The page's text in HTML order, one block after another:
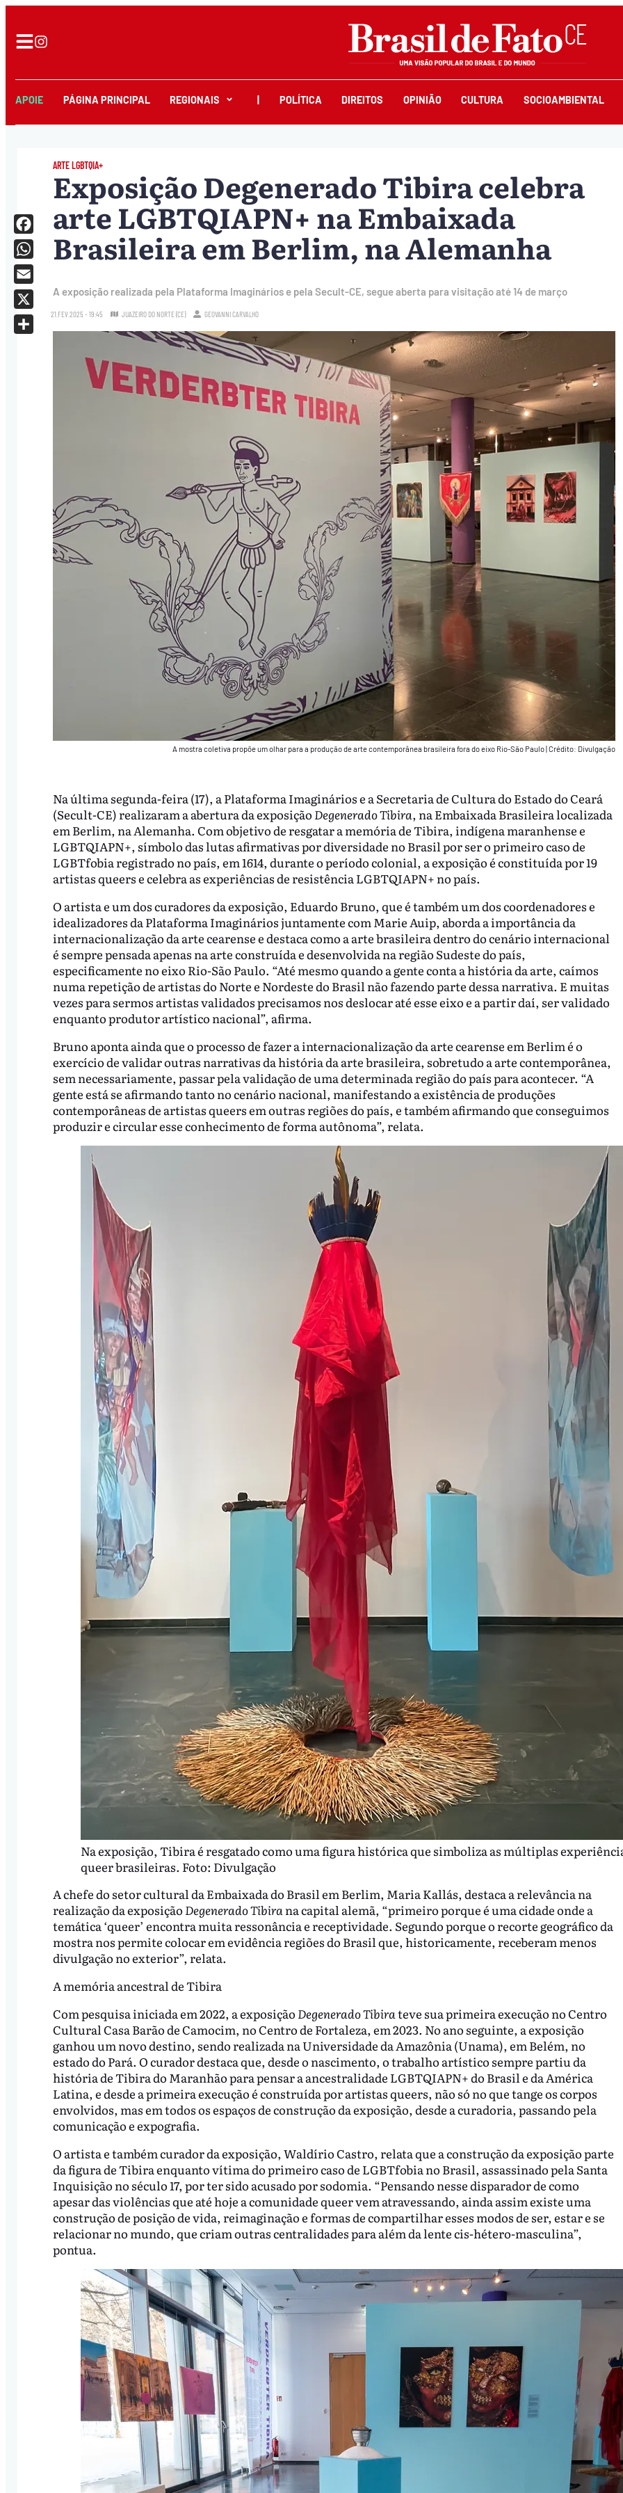
APOIE PÁGINA PRINCIPAL REGIONAIS POLÍTICA DIREITOS OPINIÃO CULTURA SOCIOAMBIENTAL
ARTE LGBTQIA+
Exposição Degenerado Tibira celebra
arte LGBTQIAPN+ na Embaixada
Brasileira em Berlim, na Alemanha
A exposição realizada pela Plataforma Imaginários e pela Secult-CE, segue aberta para visitação até 14 de março
21.FEV.2025 - 19:45 JUAZEIRO DO NORTE (CE) GEOVANNI CARVALHO
A mostra coletiva propõe um olhar para a produção de arte contemporânea brasileira fora do eixo Rio-São Paulo Crédito: Divulgação
Na última segunda-feira (17), a Plataforma Imaginários e a Secretaria de Cultura do Estado do Ceará
(Secult-CE) realizaram a abertura da exposição Degenerado Tibira, na Embaixada Brasileira localizada
em Berlim, na Alemanha. Com objetivo de resgatar a memória de Tibira, indígena maranhense e
LGBTQIAPN+, símbolo das lutas afirmativas por diversidade no Brasil por ser o primeiro caso de
LGBTfobia registrado no país, em 1614, durante o período colonial, a exposição é constituída por 19
artistas queers e celebra as experiências de resistência LGBTQIAPN+ no país.
O artista e um dos curadores da exposição, Eduardo Bruno, que é também um dos coordenadores e
idealizadores da Plataforma Imaginários juntamente com Marie Auip, aborda a importância da
internacionalização da arte cearense e destaca como a arte brasileira dentro do cenário internacional
é sempre pensada apenas na arte construída e desenvolvida na região Sudeste do país,
especificamente no eixo Rio-São Paulo. “Até mesmo quando a gente conta a história da arte, caímos
numa repetição de artistas do Norte e Nordeste do Brasil não fazendo parte dessa narrativa. E muitas
vezes para sermos artistas validados precisamos nos deslocar até esse eixo e a partir daí, ser validado
enquanto produtor artístico nacional”, afirma.
Bruno aponta ainda que o processo de fazer a internacionalização da arte cearense em Berlim é o
exercício de validar outras narrativas da história da arte brasileira, sobretudo a arte contemporânea,
sem necessariamente, passar pela validação de uma determinada região do país para acontecer. “A
gente está se afirmando tanto no cenário nacional, manifestando a existência de produções
contemporâneas de artistas queers em outras regiões do país, e também afirmando que conseguimos
produzir e circular esse conhecimento de forma autônoma”, relata.
Na exposição, Tibira é resgatado como uma figura histórica que simboliza as múltiplas
queer brasileiras. Foto: Divulgação
A chefe do setor cultural da Embaixada do Brasil em Berlim, Maria Kallás, destaca a relevância na
realização da exposição Degenerado Tibirana capital alemã, “primeiro porque é uma cidade onde a
temática ‘queer’ encontra muita ressonância e receptividade. Segundo porque o recorte geográfico da
mostra nos permite colocar em evidência regiões do Brasil que, historicamente, receberam menos
divulgação no exterior”, relata.
A memória ancestral de Tibira
Com pesquisa iniciada em 2022, a exposição Degenerado Tibirateve sua primeira execução no Centro
Cultural Casa Barão de Camocim, no Centro de Fortaleza, em 2023. No ano seguinte, a exposição
ganhou um novo destino, sendo realizada na Universidade da Amazônia (Unama), em Belém, no
estado do Pará. O curador destaca que, desde o nascimento, o trabalho artístico sempre partiu da
história de Tibira do Maranhão para pensar a ancestralidade LGBTQIAPN+ do Brasil e da América
Latina, e desde a primeira execução é construída por artistas queers, não só no que tange os corpos
envolvidos, mas em todos os espaços de construção da exposição, desde a curadoria, passando pela
comunicação e expografia.
O artista e também curador da exposição, Waldírio Castro, relata que a construção da exposição parte
da figura de Tibira enquanto vítima do primeiro caso de LGBTfobia no Brasil, assassinado pela Santa
Inquisição no século 17, por ter sido acusado por sodomia. “Pensando nesse disparador de como
apesar das violências que até hoje a comunidade queer vem atravessando, ainda assim existe uma
construção de posição de vida, reimaginação e formas de compartilhar esses modos de ser, estar e se
relacionar no mundo, que criam outras centralidades para além da lente cis-hétero-masculina”,
pontua.
Facebook
WhatsApp
Email
X